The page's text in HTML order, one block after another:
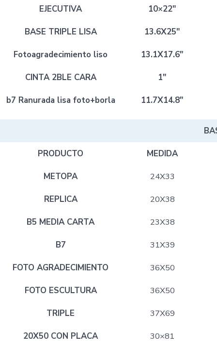
EJECUTIVA 10×22″
BASE TRIPLE LISA 13.6X25″
Fotoagradecimiento liso 13.1X17.6″
CINTA 2BLE CARA 1″
b7 Ranurada lisa foto+borla 11.7X14.8″
PRODUCTO MEDIDA
METOPA 24X33
REPLICA 20X38
B5 MEDIA CARTA 23X38
B7 31X39
FOTO AGRADECIMIENTO 36X50
FOTO ESCULTURA 36X50
TRIPLE 37X69
20X50 CON PLACA 30×81